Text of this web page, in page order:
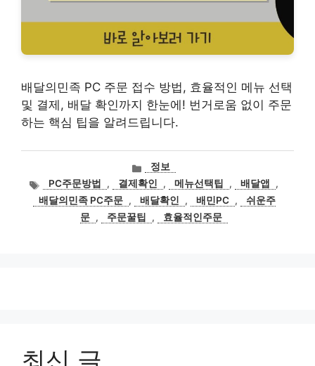
배달의민족 PC 주문 접수 방법, 효율적인 메뉴 선택
및 결제, 배달 확인까지 한눈에! 번거로움 없이 주문
하는 핵심 팁을 알려드립니다.
카
테
고
리
정보
태
그
PC주문방법 , 결제확인 , 메뉴선택팁 , 배달앱
,
배달의민족 PC주문 , 배달확인 , 배민PC ,
쉬운주
문 , 주문꿀팁 , 효율적인주문
최신 글